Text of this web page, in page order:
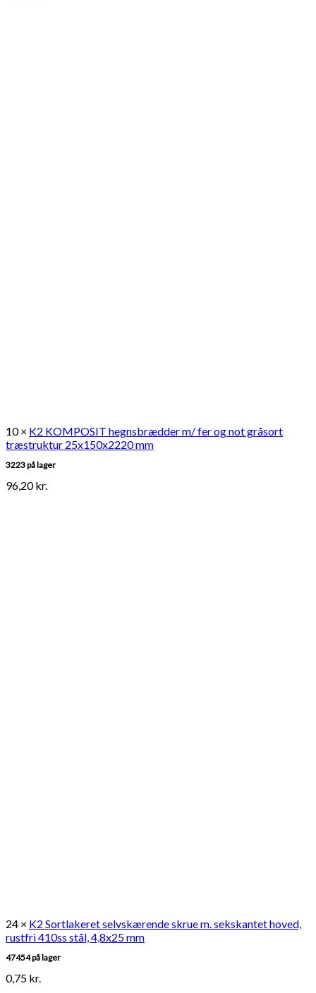
10 × K2 KOMPOSIT hegnsbrædder m/ fer og not gråsort
træstruktur 25x150x2220 mm
3223 på lager
96,20kr.
24 × K2 Sortlakeret selvskærende skrue m. sekskantet hoved,
rustfri 410ss stål, 4,8x25 mm
47454 på lager
0,75 kr.